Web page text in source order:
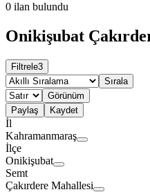
0 ilan bulundu
Onikişubat
Filtrele3
Sırala
Görünüm
Paylaş
Kaydet
İl
Kahramanmaraş
İlçe
Onikişubat
Semt
Çakırdere Mahallesi